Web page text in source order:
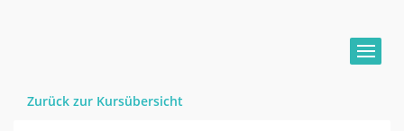
Zurück zur Kursübersicht